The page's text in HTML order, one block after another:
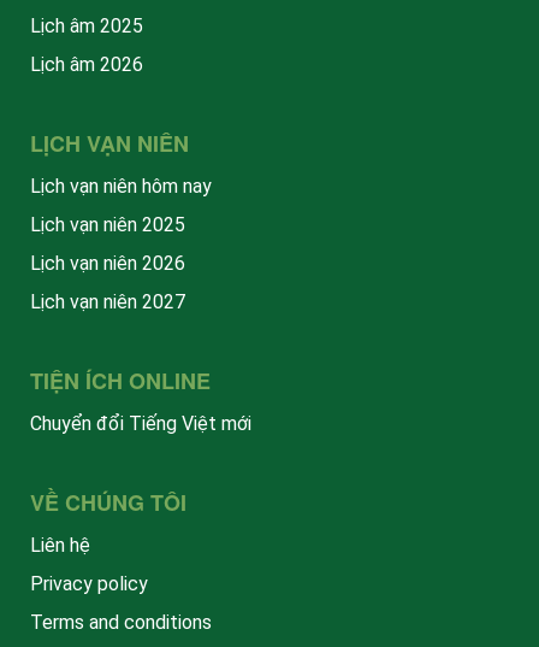
Lịch âm 2025
Lịch âm 2026
LỊCH VẠN NIÊN
Lịch vạn niên hôm nay
Lịch vạn niên 2025
Lịch vạn niên 2026
Lịch vạn niên 2027
TIỆN ÍCH ONLINE
Chuyển đổi Tiếng Việt mới
VỀ CHÚNG TÔI
Liên hệ
Privacy policy
Terms and conditions